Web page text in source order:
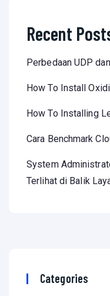
Recent
Perbedaan UDP
How To Install
How To Installing
Cara Benchmark
System
Terlihat di Balik
Categories